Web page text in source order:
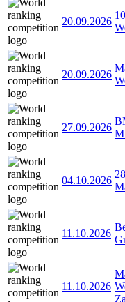
20.09.2026
20.09.2026
27.09.2026
04.10.2026
11.10.2026
11.10.2026